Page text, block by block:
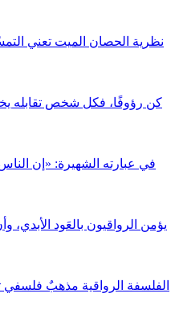
نظرية الحصان الميت تعني
يؤمن الرواقيون بالعَود
الفلسفة الرواقية مذهبٌ فلسفي